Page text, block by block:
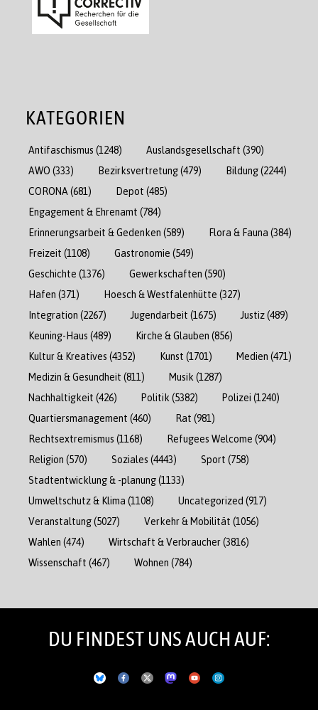
KATEGORIEN
Antifaschismus (1248) Auslandsgesellschaft (390)
AWO (333) Bezirksvertretung(479) Bildung(2244)
CORONA (681) Depot (485)
Engagement & Ehrenamt (784)
Erinnerungsarbeit & Gedenken (589) Flora & Fauna (384)
Freizeit (1108) Gastronomie (549)
Geschichte (1376) Gewerkschaften (590)
Hafen (371) Hoesch & Westfalenhütte (327)
Integration (2267) Jugendarbeit (1675) Justiz(489)
Keuning-Haus (489) Kirche & Glauben (856)
Kultur & Kreatives (4352) Kunst (1701) Medien (471)
Medizin & Gesundheit (811) Musik (1287)
Nachhaltigkeit (426) Politik (5382) Polizei (1240)
Quartiersmanagement (460) Rat (981)
Rechtsextremismus (1168) Refugees Welcome (904)
Religion (570) Soziales (4443) Sport (758)
Stadtentwicklung & -planung(1133)
Umweltschutz & Klima (1108) Uncategorized (917)
Veranstaltung(5027) Verkehr & Mobilität (1056)
Wahlen (474) Wirtschaft & Verbraucher(3816)
Wissenschaft (467) Wohnen (784)
DU FINDEST UNS AUCH AUF: